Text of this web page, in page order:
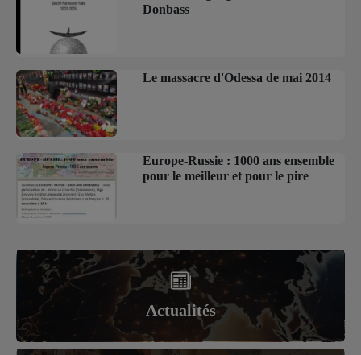
Donbass
Le massacre d'Odessa de mai 2014
Europe-Russie : 1000 ans ensemble
pour le meilleur et pour le pire
Actualités